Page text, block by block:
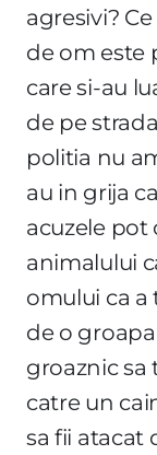
agresivi?
de om este
care si-au
de pe
politia nu
au in grija
acuzele pot
animalului
omului ca a
de o
groaznic sa
catre un
sa fii atacat